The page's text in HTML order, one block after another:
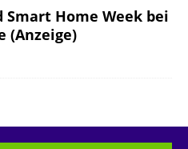
Home Week bei
(Anzeige)